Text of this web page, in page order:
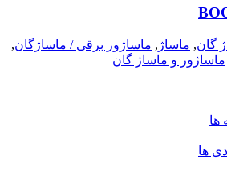
گان, ماساژ , ماساژور برقی / ماساژگان,
ماساژور و ماساژ گان
ها
ها